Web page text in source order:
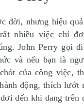
đời, nhưng hiệu
nhiều việc chỉ
John Perry gọi
và nếu bạn là
của công việc,
động, thích lướt
đến khi đang trên